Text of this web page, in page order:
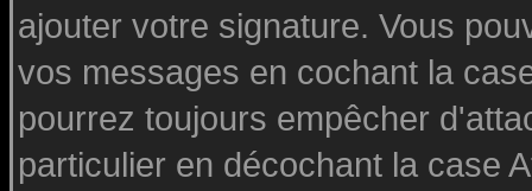
ajouter votre signature. Vous
vos messages en cochant la
pourrez toujours empêcher
particulier en décochant la case